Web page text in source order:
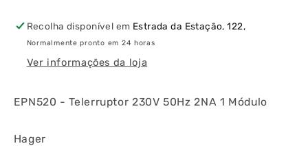
Recolha disponível em Estrada da Estação, 122,
Normalmente pronto em 24 horas
Ver informações da loja
EPN520 - Telerruptor 230V 50Hz 2NA 1 Módulo
Hager